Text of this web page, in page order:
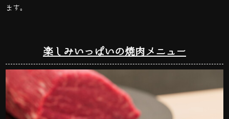
ます。
楽しみいっぱいの焼肉メニュー